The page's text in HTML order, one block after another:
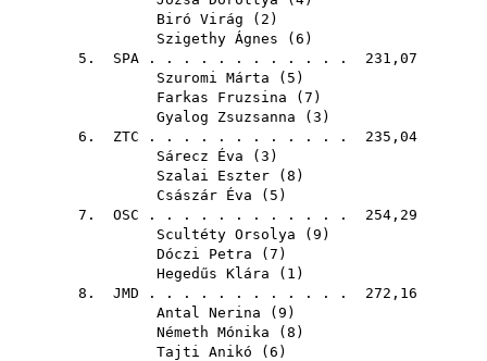
Biró Virág ( 2 )
Szigethy Ágnes ( 6 )
5. SPA . . . . . . . . . . . . 231,07
Szuromi Márta ( 5 )
Farkas Fruzsina ( 7 )
Gyalog Zsuzsanna ( 3 )
6. ZTC . . . . . . . . . . . . 235,04
Sárecz Éva ( 3 )
Szalai Eszter ( 8 )
Császár Éva ( 5 )
7. OSC . . . . . . . . . . . . 254,29
Scultéty Orsolya ( 9 )
Dóczi Petra ( 7 )
Hegedűs Klára ( 1 )
8. JMD . . . . . . . . . . . . 272,16
Antal Nerina ( 9 )
Németh Mónika ( 8 )
Tajti Anikó ( 6 )